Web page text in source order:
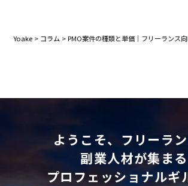
Yoake > コラム >PMO案件の種類と単価｜フリーランス
ようこそ、フリーラン
副業人材が集まる
プロフェッショナルギ